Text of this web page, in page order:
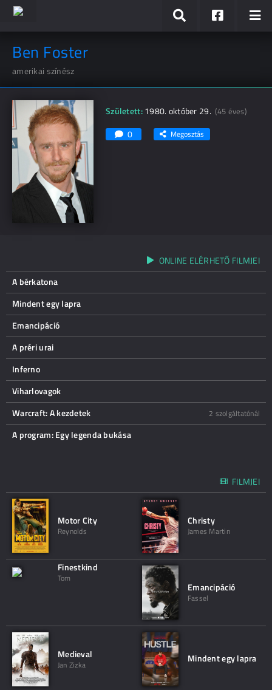
Ben Foster
amerikai színész
Született:1980. október 29.(45 éves)
0 Megosztás
ONLINE ELÉRHETŐ FILMJEI
A bérkatona
Mindent egy lapra
Emancipáció
A préri urai
Inferno
Viharlovagok
Warcraft: A kezdetek
2 szolgáltatónál
A program: Egy legenda bukása
FILMJEI
Motor City
Reynolds
Christy
James Martin
Finestkind
Tom
Emancipáció
Fassel
Medieval
Jan Zizka
Mindent egy lapra